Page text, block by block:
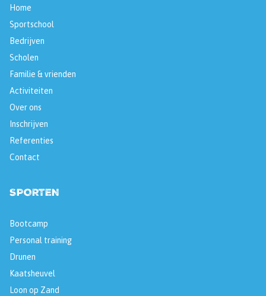
Home
Sportschool
Bedrijven
Scholen
Familie & vrienden
Activiteiten
Over ons
Inschrijven
Referenties
Contact
SPORTEN
Bootcamp
Personal training
Drunen
Kaatsheuvel
Loon op Zand